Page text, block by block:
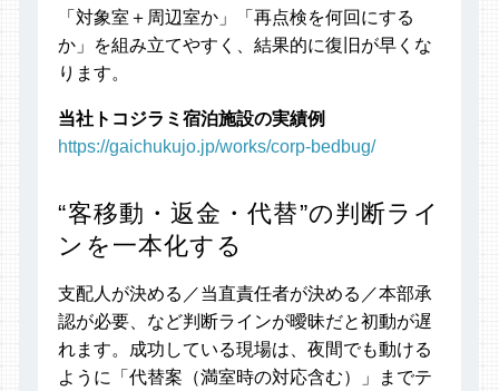
「対象室＋周辺室か」「再点検を何回にする
か」を組み立てやすく、結果的に復旧が早くな
ります。
当社トコジラミ宿泊施設の実績例
https://gaichukujo.jp/works/corp-bedbug/
“客移動・返金・代替”の判断ライ
ンを一本化する
支配人が決める／当直責任者が決める／本部承
認が必要、など判断ラインが曖昧だと初動が遅
れます。成功している現場は、夜間でも動ける
ように「代替案（満室時の対応含む）」までテ